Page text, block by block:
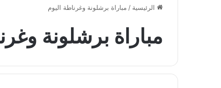
الرئيسية / مباراة برشلونة وغرناطة اليوم
مباراة برشلونة